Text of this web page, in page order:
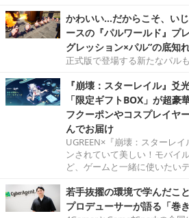
かわいい…だからこそ、い
ースの『パルワールド』プ
グレッション×パル”の底知
正式版で登場する新たなパル
『崩壊：スターレイル』爻
「限定ギフトBOX」が超豪
フクーポンやコスプレイヤ
んでお届け
UGREEN×『崩壊：スターレ
ンされていて美しい！モバイ
ど、ゲームと一緒に使いたい
若手抜擢の環境で学んだ
プロデューサーが語る「巻